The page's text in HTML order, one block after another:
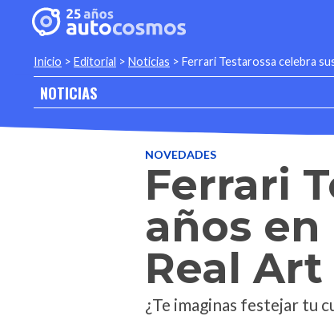
Inicio > Editorial > Noticias > Ferrari Testarossa celebra
NOTICIAS
NOVEDADES
Ferrari
años
Real
¿Te imaginas festejar tu